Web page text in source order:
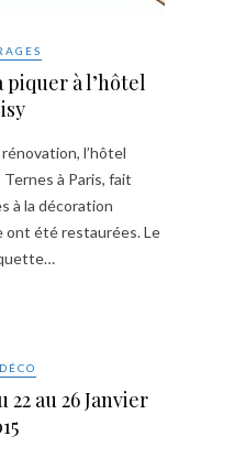
piquer à l’hôtel
l’hôtel
à Paris, fait
à la décoration
ont été restaurées. Le
au 26 Janvier